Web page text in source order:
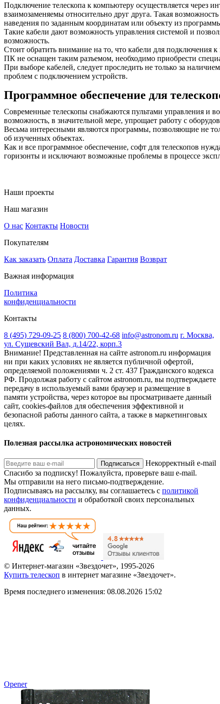
Подключение телескопа к компьютеру осуществляется через
взаимозаменяемы относительно друг друга. Такая
наведения по заданным координатам или объекту из
Такие кабели дают возможность управления системой и
возможность.
Стоит обратить внимание на то, что кабели для
ПК не оснащен таким разъемом, необходимо приобрести
При выборе кабелей, следует проследить не только за
проблем с подключением устройств.
Программное обеспечение для
Современные телескопы снабжаются пультами управления и
возможность, в значительной мере, упрощает работу с
Весьма интересными являются программы, позволяющие не
об изученных объектах.
Как и все программное обеспечение, софт для телескопов
горизонты и исключают возможные проблемы в процессе
Наши проекты
Наш магазин
О нас Контакты Новости
Покупателям
Как заказать Оплата Доставка Гарантия Возврат
Важная информация
Политика
конфиденциальности
Контакты
8 (495) 729-09-25 8 (800) 700-42-68 info@astronom.ru г. Москва,
ул. Сущевский Вал, д.14/22, корп.3
Внимание! Представленная на сайте astronom.ru информация
ни при каких условиях не является публичной офертой,
определяемой положениями ч. 2 ст. 437 Гражданского кодекса
РФ. Продолжая работу с сайтом astronom.ru, вы подтверждаете
передачу в используемый вами браузер и размещение в
памяти устройства, через которое вы просматриваете данный
сайт, cookies-файлов для обеспечения эффективной и
безопасной работы данного сайта, а также в маркетинговых
целях.
Полезная рассылка астрономических новостей
Подписаться
Некорректный e-mail
Спасибо за подписку! Пожалуйста, проверьте ваш e-mail.
Мы отправили на него письмо-подтверждение.
Подписываясь на рассылку, вы соглашаетесь с политикой
конфиденциальности и обработкой своих персональных
данных.
© Интернет-магазин «Звездочет», 1995-2026
Купить телескоп в интернет магазине «Звездочет».
Время последнего изменения: 08.08.2026 15:02
Opener